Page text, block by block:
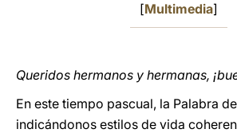
[Multimedia]
Queridos hermanos y hermanas,
En este tiempo pascual, la Palabra
indicándonos estilos de vida